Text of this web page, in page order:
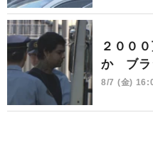
２００
か ブラ
8/7 (金)